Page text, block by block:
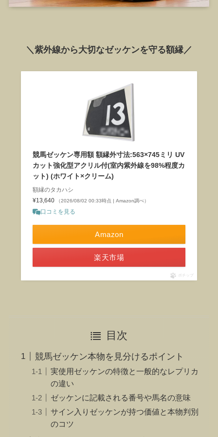
＼紫外線から大切なゼッケンを守る額縁／
競馬ゼッケン専用額 額縁外寸法:563×745ミリ UV
カット強化型アクリル付(室内紫外線を98%程度カ
ット) (ホワイト×クリーム)
額縁のタカハシ
¥13,640
（2026/08/02 00:33時点 | Amazon調べ）
口コミを見る
Amazon
楽天市場
ポチップ
目次
競馬ゼッケン本物を見分けるポイント
実使用ゼッケンの特徴と一般的なレプリカ
の違い
ゼッケンに記載される番号や馬名の意味
サイン入りゼッケンが持つ価値と本物判別
のコツ